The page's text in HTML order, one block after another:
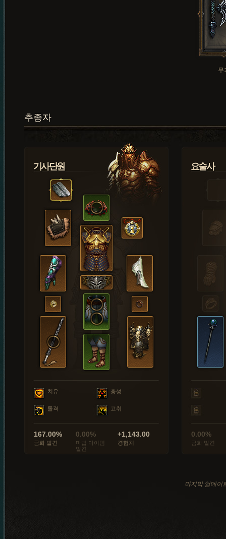
무
추종자
기사단원
치유 충성
돌격 고취
167.00%
금화 발견
0.00%
마법 아이템
발견
+1,143.00
경험치
요술사
0.00%
금화 발견
마지막 업데이